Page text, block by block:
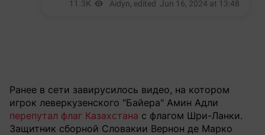
Ранее в сети завирусилось видео, на котором
игрок леверкузенского "Байера" Амин Адли
перепутал флаг Казахстана с флагом Шри-Ланки.
Защитник сборной Словакии Вернон де Марко